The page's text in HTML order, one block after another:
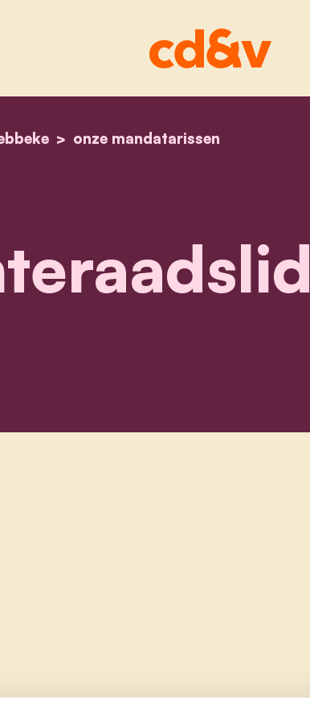
home onze mandatarissen
sabine hiel